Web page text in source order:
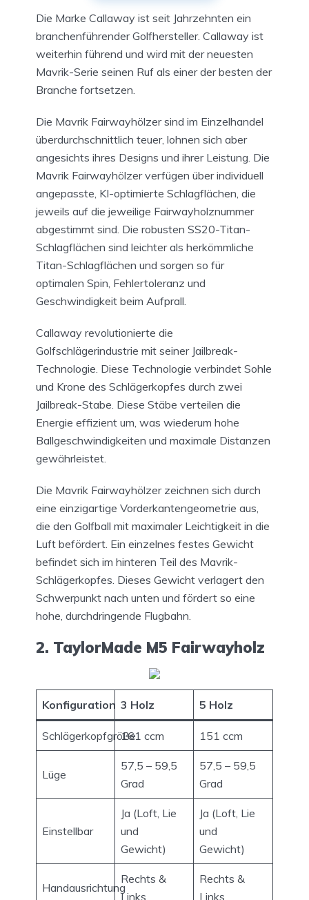
Die Marke Callaway ist seit Jahrzehnten ein
branchenführender Golfhersteller. Callaway ist
weiterhin führend und wird mit der neuesten
Mavrik-Serie seinen Ruf als einer der besten der
Branche fortsetzen.
Die Mavrik Fairwayhölzer sind im Einzelhandel
überdurchschnittlich teuer, lohnen sich aber
angesichts ihres Designs und ihrer Leistung. Die
Mavrik Fairwayhölzer verfügen über individuell
angepasste, KI-optimierte Schlagflächen, die
jeweils auf die jeweilige Fairwayholznummer
abgestimmt sind. Die robusten SS20-Titan-
Schlagflächen sind leichter als herkömmliche
Titan-Schlagflächen und sorgen so für
optimalen Spin, Fehlertoleranz und
Geschwindigkeit beim Aufprall.
Callaway revolutionierte die
Golfschlägerindustrie mit seiner Jailbreak-
Technologie. Diese Technologie verbindet Sohle
und Krone des Schlägerkopfes durch zwei
Jailbreak-Stabe. Diese Stäbe verteilen die
Energie effizient um, was wiederum hohe
Ballgeschwindigkeiten und maximale Distanzen
gewährleistet.
Die Mavrik Fairwayhölzer zeichnen sich durch
eine einzigartige Vorderkantengeometrie aus,
die den Golfball mit maximaler Leichtigkeit in die
Luft befördert. Ein einzelnes festes Gewicht
befindet sich im hinteren Teil des Mavrik-
Schlägerkopfes. Dieses Gewicht verlagert den
Schwerpunkt nach unten und fördert so eine
hohe, durchdringende Flugbahn.
2. TaylorMade M5 Fairwayholz
Konfiguration 3 Holz 5 Holz
Schlägerkopfgröße161 ccm 151 ccm
Lüge
57,5 – 59,5
Grad
57,5 – 59,5
Grad
Einstellbar
Ja (Loft, Lie
und
Gewicht)
Ja (Loft, Lie
und
Gewicht)
Handausrichtung
Rechts &
Links
Rechts &
Links